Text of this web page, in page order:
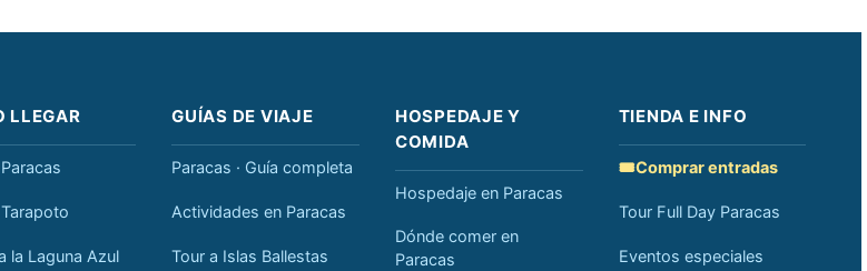
LLEGAR
la Laguna Azul
GUÍAS DE VIAJE
Paracas · Guía completa
Actividades en Paracas
Tour a Islas Ballestas
HOSPEDAJE Y
COMIDA
Hospedaje en Paracas
Dónde comer en
Paracas
TIENDA E INFO
🎟️Comprar entradas
Tour Full Day Paracas
Eventos especiales